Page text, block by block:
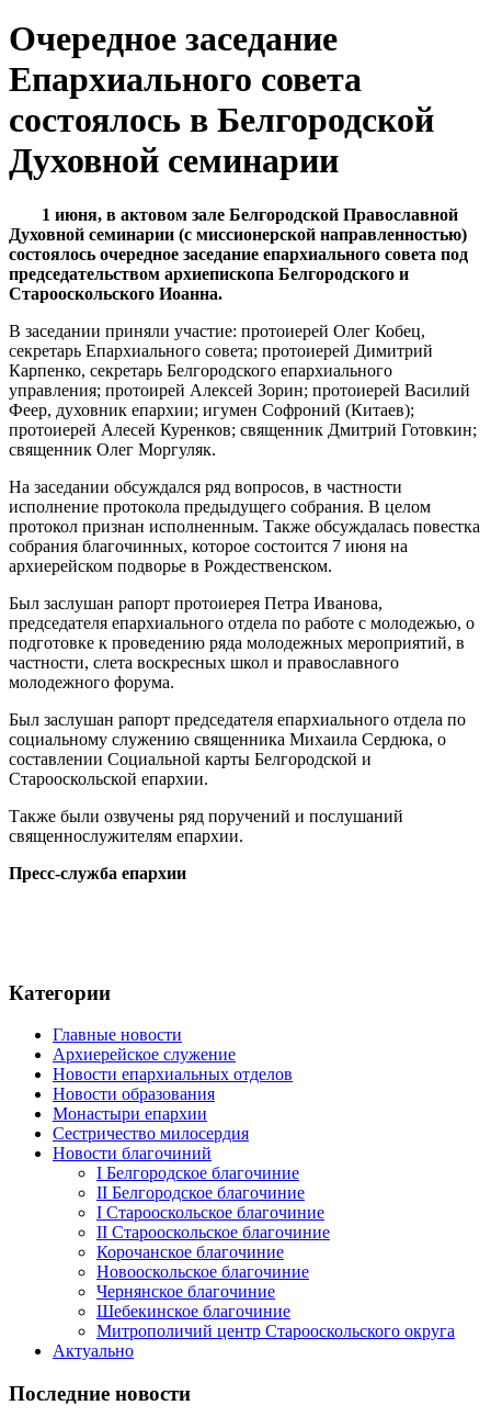
Очередное заседание
Епархиального совета
состоялось в Белгородской
Духовной семинарии
1 июня, в актовом зале Белгородской Православной
Духовной семинарии (с миссионерской направленностью)
состоялось очередное заседание епархиального совета под
председательством архиепископа Белгородского и
Старооскольского Иоанна.
В заседании приняли участие: протоиерей Олег Кобец,
секретарь Епархиального совета; протоиерей Димитрий
Карпенко, секретарь Белгородского епархиального
управления; протоирей Алексей Зорин; протоиерей Василий
Феер, духовник епархии; игумен Софроний (Китаев);
протоиерей Алесей Куренков; священник Дмитрий Готовкин;
священник Олег Моргуляк.
На заседании обсуждался ряд вопросов, в частности
исполнение протокола предыдущего собрания. В целом
протокол признан исполненным. Также обсуждалась повестка
собрания благочинных, которое состоится 7 июня на
архиерейском подворье в Рождественском.
Был заслушан рапорт протоиерея Петра Иванова,
председателя епархиального отдела по работе с молодежью, о
подготовке к проведению ряда молодежных мероприятий, в
частности, слета воскресных школ и православного
молодежного форума.
Был заслушан рапорт председателя епархиального отдела по
социальному служению священника Михаила Сердюка, о
составлении Социальной карты Белгородской и
Старооскольской епархии.
Также были озвучены ряд поручений и послушаний
священнослужителям епархии.
Пресс-служба епархии
Категории
Главные новости
Архиерейское служение
Новости епархиальных отделов
Новости образования
Монастыри епархии
Сестричество милосердия
Новости благочиний
I Белгородское благочиние
II Белгородское благочиние
I Старооскольское благочиние
II Старооскольское благочиние
Корочанское благочиние
Новооскольское благочиние
Чернянское благочиние
Шебекинское благочиние
Митрополичий центр Старооскольского округа
Актуально
Последние новости